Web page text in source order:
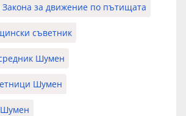
за движение по пътищата
съветник
Шумен
Шумен